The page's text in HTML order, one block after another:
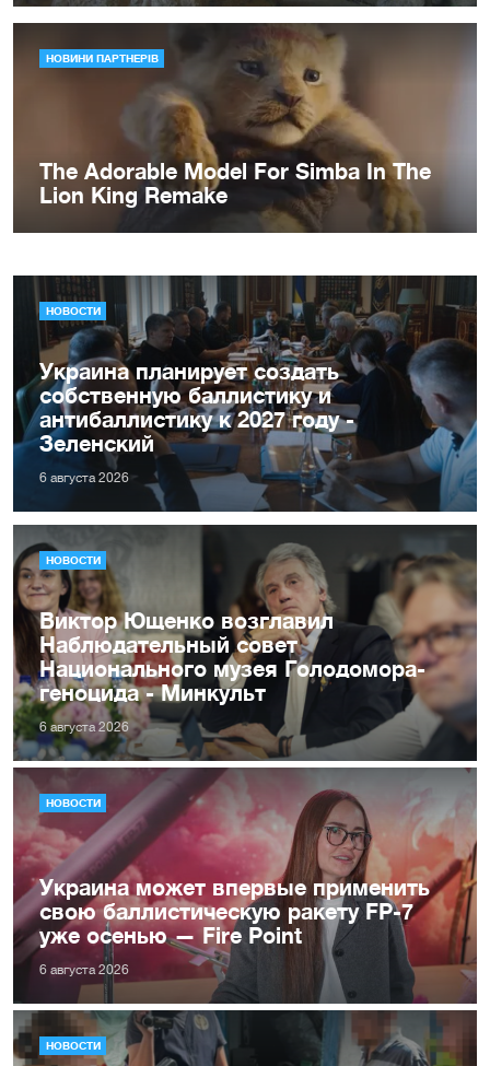
НОВОСТИ
Украина планирует создать
собственную баллистику и
антибаллистику к 2027 году -
Зеленский
6 августа 2026
НОВОСТИ
Виктор Ющенко возглавил
Наблюдательный совет
Национального музея Голодомора-
геноцида - Минкульт
6 августа 2026
НОВОСТИ
Украина может впервые применить
свою баллистическую ракету FP-7
уже осенью — Fire Point
6 августа 2026
НОВОСТИ